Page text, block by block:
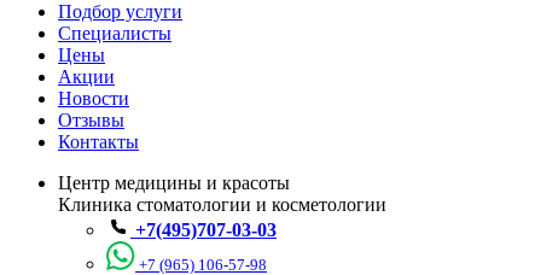
Подбор услуги
Специалисты
Цены
Акции
Новости
Отзывы
Контакты
Центр медицины и красоты
Клиника стоматологии и косметологии
+7(495)707-03-03
+7 (965) 106-57-98